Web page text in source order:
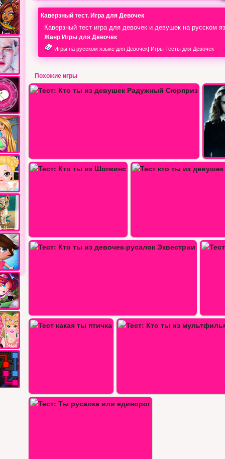
Каверзный тест. Игра для Девочек
Каверзный тест игра для девочек и девушек на русском
Жанр Игры для Девочек
Игры на русском языке для Девочек| Игры Тесты для Девочек
Похожие игры
Тест: Кто ты из
Тест кто ты из девушек в Гарри…
Тест какая ты девчонка Тест: Кто ты из
Кто ты из мультфильма 44… Тест какая ты кошка